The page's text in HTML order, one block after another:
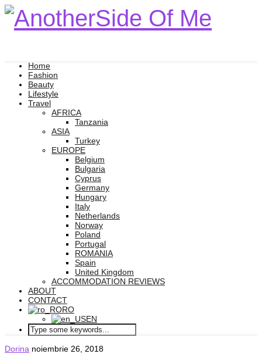
Home
Fashion
Beauty
Lifestyle
Travel
AFRICA
Tanzania
ASIA
Turkey
EUROPE
Belgium
Bulgaria
Cyprus
Germany
Hungary
Italy
Netherlands
Norway
Poland
Portugal
ROMANIA
Spain
United Kingdom
ACCOMMODATION REVIEWS
ABOUT
CONTACT
RO
EN
Dorina noiembrie 26, 2018